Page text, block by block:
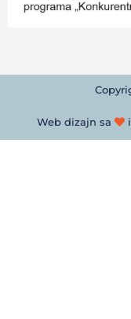
Web dizajn sa